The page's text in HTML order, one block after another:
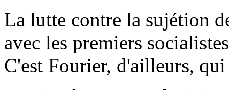
La lutte contre la sujétion
avec les premiers
C'est Fourier, d'ailleurs,